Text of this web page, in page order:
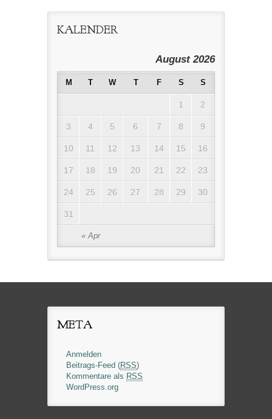
KALENDER
August 2026
M T W T F S S
« Apr
1 2
3 4 5 6 7 8 9
10 11 12 13 14 15 16
17 18 19 20 21 22 23
24 25 26 27 28 29 30
31
META
Anmelden
Beitrags-Feed (RSS)
Kommentare als RSS
WordPress.org